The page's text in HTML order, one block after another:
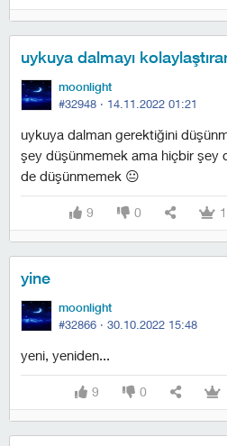
uykuya dalmayı
moonlight
#32948 · 14.11.2022 01:21
uykuya dalman gerektiğini
şey düşünmemek ama hiçbir şey
de düşünmemek 😐
9 0 1
yine
moonlight
#32866 · 30.10.2022 15:48
yeni, yeniden...
9 0